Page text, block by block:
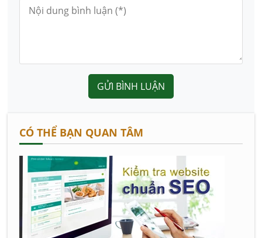
GỬI BÌNH LUẬN
CÓ THỂ BẠN QUAN TÂM